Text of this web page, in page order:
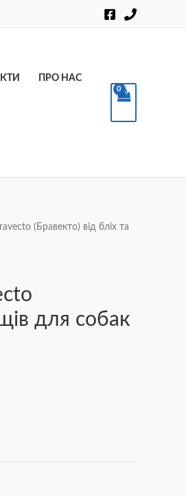
ПРО НАС
(Бравекто) від бліх та
для собак